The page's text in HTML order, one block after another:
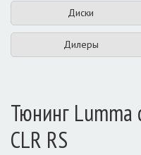
Диски
Дилеры
Тюнинг
CLR RS